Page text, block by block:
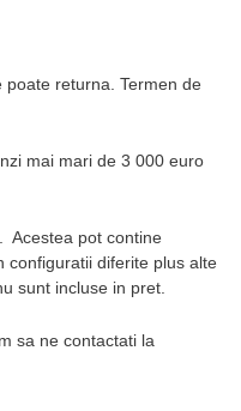
poate returna. Termen de
mai mari de 3 000 euro
Acestea pot contine
configuratii diferite plus alte
sunt incluse in pret.
sa ne contactati la